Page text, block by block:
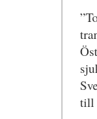
till